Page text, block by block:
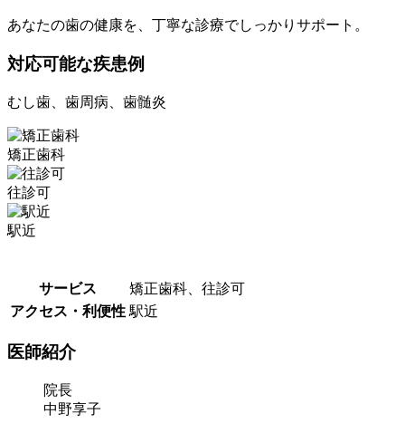
あなたの歯の健康を、丁寧な診療でしっかりサポート。
対応可能な疾患例
むし歯、歯周病、歯髄炎
矯正歯科
往診可
駅近
サービス
矯正歯科、往診可
アクセス・利便性 駅近
医師紹介
院長
中野享子